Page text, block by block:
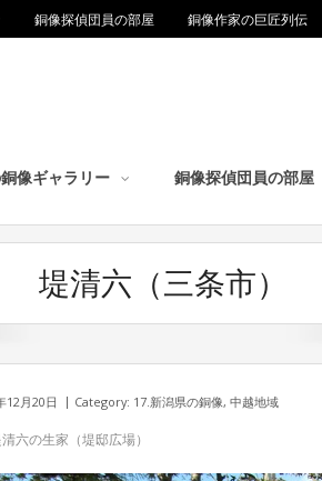
銅像探偵団員の部屋 銅像作家の巨匠列伝
像ギャラリー 銅像探偵団員の部屋
堤清六（三条市）
12月20日 Category: 17.新潟県の銅像, 中越地域
六の生家（堤邸広場）